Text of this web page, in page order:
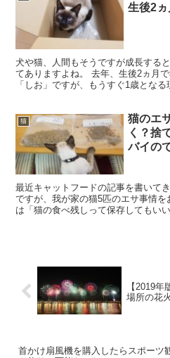
生後2
犬や猫、人間もそうですが成長する
てありますよね。 去年、生後2ヵ月
「しお」ですが、もうすぐ1歳とな
猫
猫のエ
く？捨
バイの
最近キャットフードの記事を書いて
ですが、我が家の猫5匹のエサ事情
は「猫の食べ残しって保存してもい
【2019
場所の花
首かけ扇風機を購入したらスポーツ